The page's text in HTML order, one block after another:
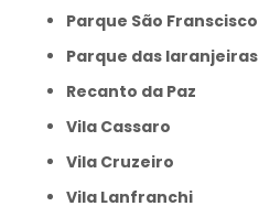
Parque São Franscisco
Parque das laranjeiras
Recanto da Paz
Vila Cassaro
Vila Cruzeiro
Vila Lanfranchi